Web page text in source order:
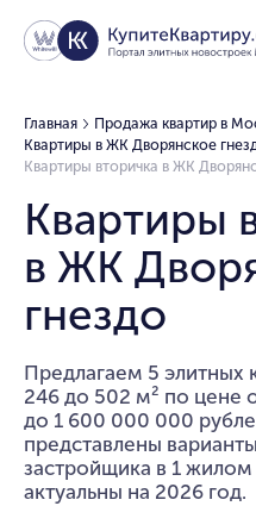
Главная
Продажа квартир в
Квартиры в ЖК Дворянское
Квартиры вторичка в ЖК
Квартиры
в ЖК
гнездо
Предлагаем 5 элитных
246 до 502 м² по цене
до 1 600 000 000
представлены
застройщика в 1
актуальны на 2026 год.